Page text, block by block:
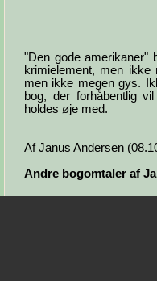
"Den gode
krimielement, men ikke
men ikke megen gys.
bog, der forhåbentlig
holdes øje med.
Af Janus Andersen
Andre bogomtaler af